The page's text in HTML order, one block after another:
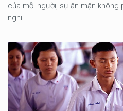
của mỗi người, sự ăn mặn không
nghi...